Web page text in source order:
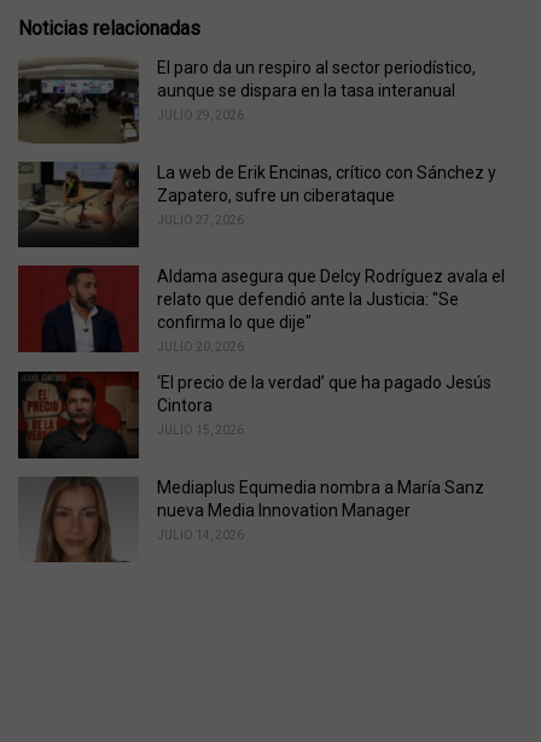
e
o
i
:
Noticias relacionadas
El paro da un respiro al sector periodístico,
aunque se dispara en la tasa interanual
JULIO 29, 2026
La web de Erik Encinas, crítico con Sánchez y
Zapatero, sufre un ciberataque
JULIO 27, 2026
Aldama asegura que Delcy Rodríguez avala el
relato que defendió ante la Justicia: "Se
confirma lo que dije"
JULIO 20, 2026
‘El precio de la verdad’ que ha pagado Jesús
Cintora
JULIO 15, 2026
Mediaplus Equmedia nombra a María Sanz
nueva Media Innovation Manager
JULIO 14, 2026